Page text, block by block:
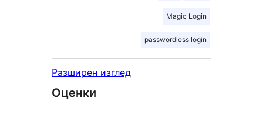
Magic Login
passwordless login
Разширен изглед
Оценки